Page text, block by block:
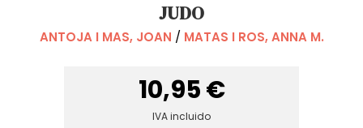
JUDO
ANTOJA I MAS, JOAN / MATAS I ROS, ANNA M.
10,95 €
IVA incluido